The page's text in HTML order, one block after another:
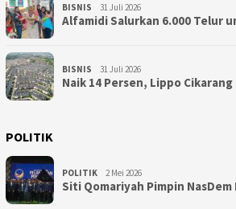
BISNIS 31 Juli 2026
Alfamidi Salurkan 6.000 Telur
BISNIS 31 Juli 2026
Naik 14 Persen, Lippo
POLITIK
POLITIK 2 Mei 2026
Siti Qomariyah Pimpin